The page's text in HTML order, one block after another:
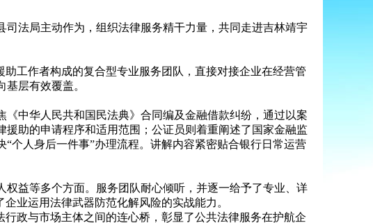
法局主动作为，组织法律服务精干力量，共同走进吉林靖宇
工作者构成的复合型专业服务团队，直接对接企业在经营管
层有效覆盖。
中华人民共和国民法典》合同编及金融借款纠纷，通过以案
助的申请程序和适用范围；公证员则着重阐述了国家金融监
个人身后一件事”办理流程。讲解内容紧密贴合银行日常运营
益等多个方面。服务团队耐心倾听，并逐一给予了专业、详
业运用法律武器防范化解风险的实战能力。
政与市场主体之间的连心桥，彰显了公共法律服务在护航企